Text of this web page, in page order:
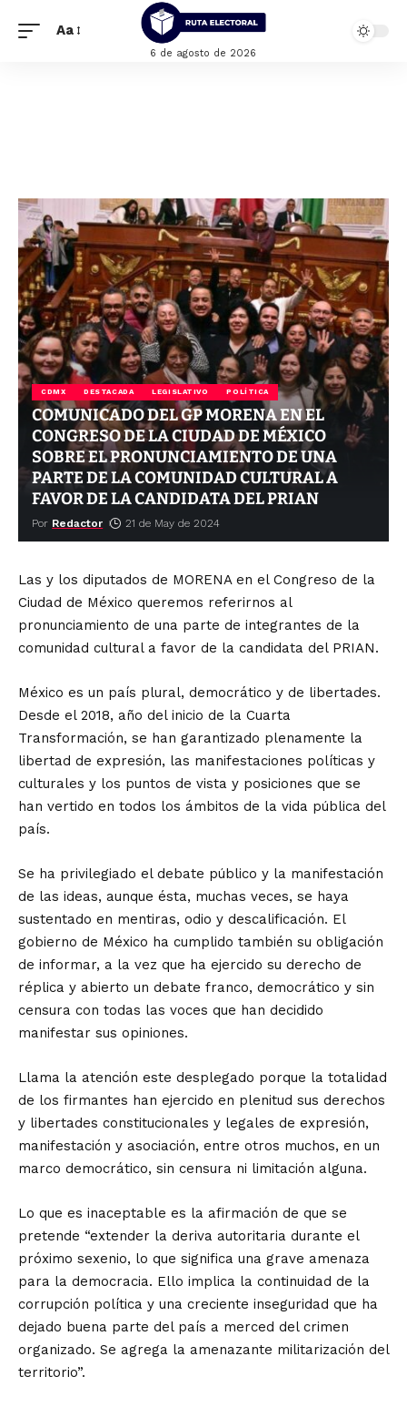
Aa
6 de agosto de 2026
CDMX DESTACADA LEGISLATIVO POLÍTICA
COMUNICADO DEL GP MORENA EN EL
CONGRESO DE LA CIUDAD DE MÉXICO
SOBRE EL PRONUNCIAMIENTO DE UNA
PARTE DE LA COMUNIDAD CULTURAL A
FAVOR DE LA CANDIDATA DEL PRIAN
Por Redactor 21 de May de 2024
Las y los diputados de MORENA en el Congreso de la
Ciudad de México queremos referirnos al
pronunciamiento de una parte de integrantes de la
comunidad cultural a favor de la candidata del PRIAN.
México es un país plural, democrático y de libertades.
Desde el 2018, año del inicio de la Cuarta
Transformación, se han garantizado plenamente la
libertad de expresión, las manifestaciones políticas y
culturales y los puntos de vista y posiciones que se
han vertido en todos los ámbitos de la vida pública del
país.
Se ha privilegiado el debate público y la manifestación
de las ideas, aunque ésta, muchas veces, se haya
sustentado en mentiras, odio y descalificación. El
gobierno de México ha cumplido también su obligación
de informar, a la vez que ha ejercido su derecho de
réplica y abierto un debate franco, democrático y sin
censura con todas las voces que han decidido
manifestar sus opiniones.
Llama la atención este desplegado porque la totalidad
de los firmantes han ejercido en plenitud sus derechos
y libertades constitucionales y legales de expresión,
manifestación y asociación, entre otros muchos, en un
marco democrático, sin censura ni limitación alguna.
Lo que es inaceptable es la afirmación de que se
pretende “extender la deriva autoritaria durante el
próximo sexenio, lo que significa una grave amenaza
para la democracia. Ello implica la continuidad de la
corrupción política y una creciente inseguridad que ha
dejado buena parte del país a merced del crimen
organizado. Se agrega la amenazante militarización del
territorio”.